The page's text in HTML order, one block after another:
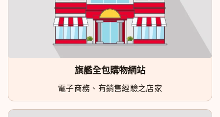
旗艦全包購物網站
電子商務、有銷售經驗之店家